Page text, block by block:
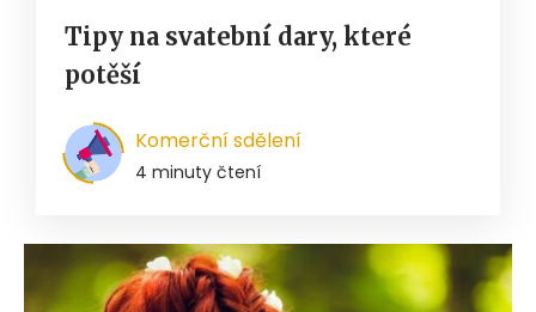
Tipy na svatební dary, které
potěší
Komerční sdělení
4 minuty čtení